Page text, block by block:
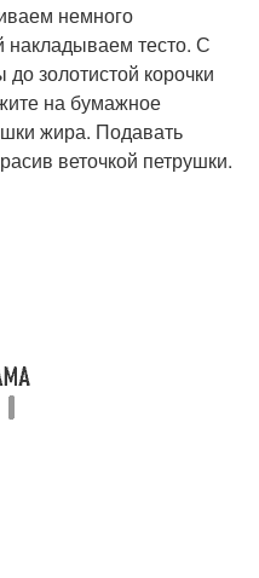
немного
накладываем тесто. С
золотистой корочки
на бумажное
жира. Подавать
веточкой петрушки.